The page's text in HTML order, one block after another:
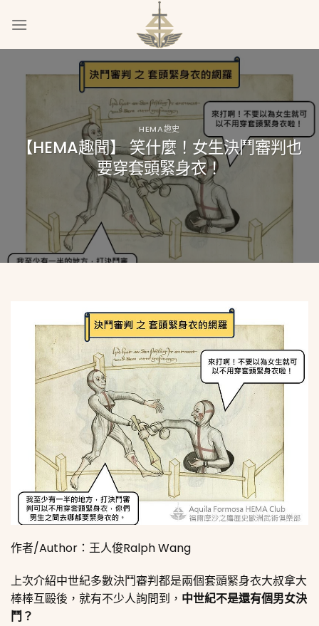
HEMA趣史
【HEMA趣聞】 笑什麼！女生決鬥審判也
要穿套頭緊身衣！
作者/Author：王人俊Ralph Wang
上次介紹中世紀多數決鬥審判都是兩個套頭緊身衣大叔拿大
棒棒互毆後，就有不少人詢問到， 中世紀不是還有個男女決
鬥？